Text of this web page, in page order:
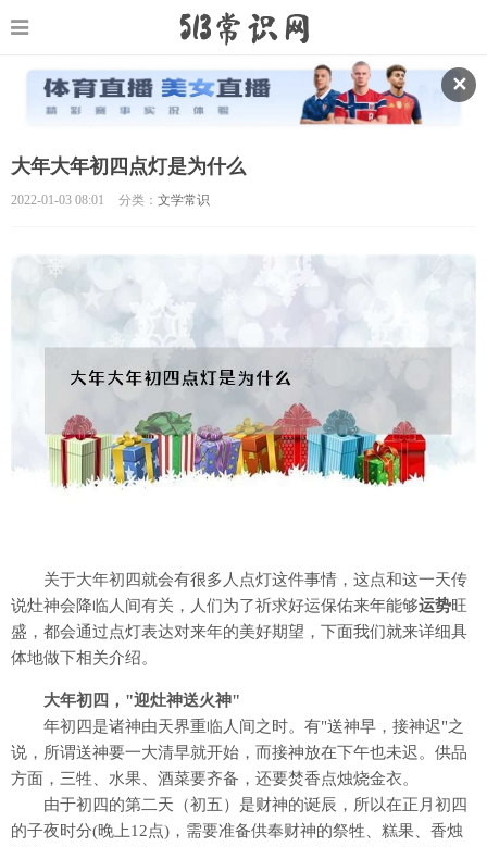
✕
大年大年初四点灯是为什么
2022-01-03 08:01 分类： 文学常识
关于大年初四就会有很多人点灯这件事情，这点和这一天传
说灶神会降临人间有关，人们为了祈求好运保佑来年能够运势旺
盛，都会通过点灯表达对来年的美好期望，下面我们就来详细具
体地做下相关介绍。
大年初四，"迎灶神送火神"
年初四是诸神由天界重临人间之时。有"送神早，接神迟"之
说，所谓送神要一大清早就开始，而接神放在下午也未迟。供品
方面，三牲、水果、酒菜要齐备，还要焚香点烛烧金衣。
由于初四的第二天（初五）是财神的诞辰，所以在正月初四
的子夜时分(晚上12点)，需要准备供奉财神的祭牲、糕果、香烛